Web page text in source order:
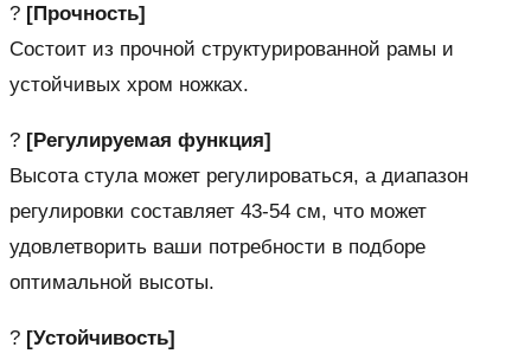
? [Прочность]
Состоит из прочной структурированной рамы и
устойчивых хром ножках.
? [Регулируемая функция]
Высота стула может регулироваться, а диапазон
регулировки составляет 43-54 см, что может
удовлетворить ваши потребности в подборе
оптимальной высоты.
? [Устойчивость]